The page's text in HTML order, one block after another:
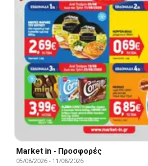
Market in - Προσφορές
05/08/2026- 11/08/2026